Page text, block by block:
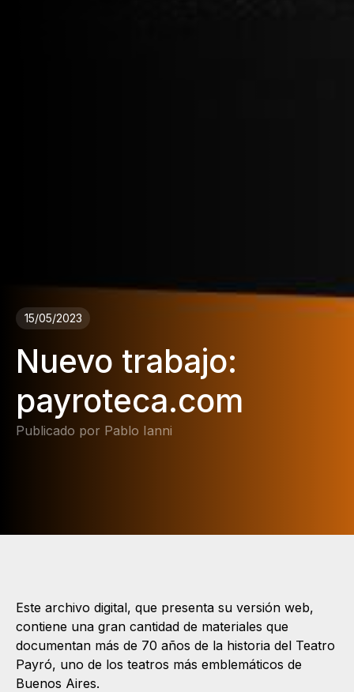
15/05/2023
Nuevo trabajo:
payroteca.com
Publicado por Pablo Ianni
Este archivo digital, que presenta su versión web,
contiene una gran cantidad de materiales que
documentan más de 70 años de la historia del Teatro
Payró, uno de los teatros más emblemáticos de
Buenos Aires.